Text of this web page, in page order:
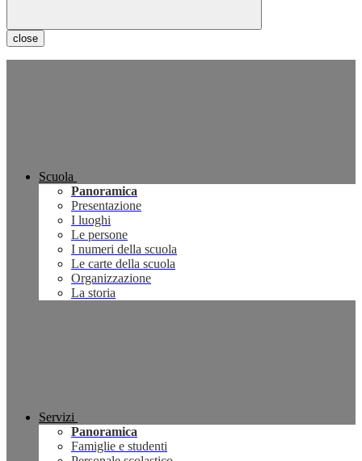
close
Scuola
Panoramica
Presentazione
I luoghi
Le persone
I numeri della scuola
Le carte della scuola
Organizzazione
La storia
Servizi
Panoramica
Famiglie e studenti